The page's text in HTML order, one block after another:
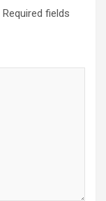
Required fields